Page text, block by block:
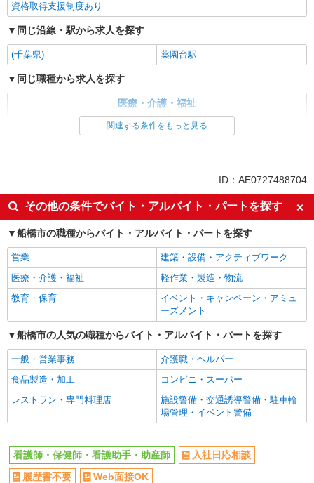
資格取得支援制度あり
同じ沿線・駅から求人を探す
(千葉県) 薬園台駅
同じ職種から求人を探す
医療・介護・福祉
看護師・保健師・看護助手・助産師
週2～3日勤務OK
深夜
交通費支給
社会保険あり
関連する条件をもっと見る
ID：AE0727488704
その他の条件でバイト・アルバイト・パートを探す
船橋市の職種からバイト・アルバイト・パートを探す
営業
建築・設備・アクティブワーク
医療・介護・福祉
軽作業・製造・物流
教育・保育
イベント・キャンペーン・アミュ
ーズメント
船橋市の人気の職種からバイト・アルバイト・パートを探す
一般・営業事務
介護職・ヘルパー
食品製造・加工
コンビニ・スーパー
レストラン・専門料理店
施設警備・交通誘導警備・駐車輪
場管理・イベント警備
看護師・保健師・看護助手・助産師
入社日応相談
履歴書不要
Web面接OK